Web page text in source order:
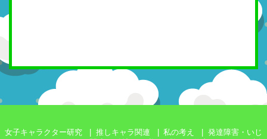
女子キャラクター研究 推しキャラ関連 私の考え
発達障害・いじ